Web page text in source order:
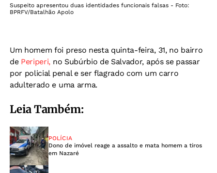
Suspeito apresentou duas identidades funcionais falsas - Foto:
BPRFV/Batalhão Apolo
Um homem foi preso nesta quinta-feira, 31, no bairro
de Periperi, no Subúrbio de Salvador, após se passar
por policial penal e ser flagrado com um carro
adulterado e uma arma.
Leia Também:
POLÍCIA
Dono de imóvel reage a assalto e mata homem a tiros
em Nazaré